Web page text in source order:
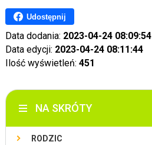
Udostępnij
Data dodania: 2023-04-24 08:09:54
Data edycji: 2023-04-24 08:11:44
Ilość wyświetleń: 451
NA SKRÓTY
RODZIC